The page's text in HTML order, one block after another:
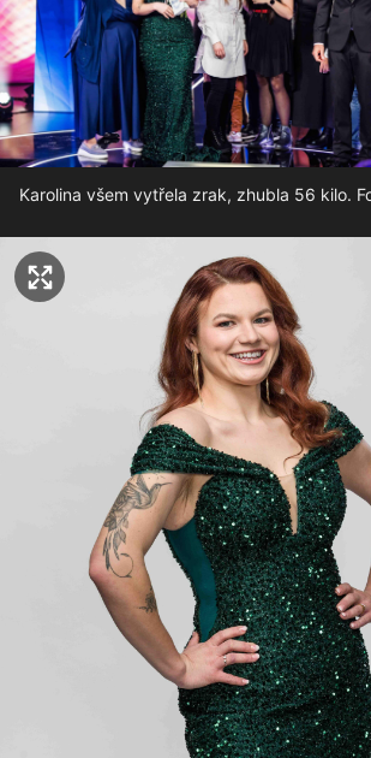
Karolina všem vytřela zrak, zhubla 56 kilo.